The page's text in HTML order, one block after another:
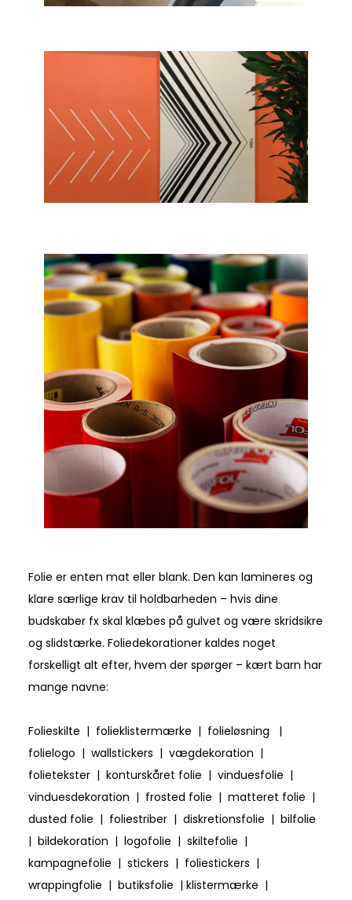
Folie er enten mat eller blank. Den kan lamineres og
klare særlige krav til holdbarheden – hvis dine
budskaber fx skal klæbes på gulvet og være skridsikre
og slidstærke. Foliedekorationer kaldes noget
forskelligt alt efter, hvem der spørger – kært barn har
mange navne:
Folieskilte | folieklistermærke | folieløsning |
folielogo | wallstickers | vægdekoration |
folietekster | konturskåret folie | vinduesfolie |
vinduesdekoration | frosted folie | matteret folie |
dusted folie | foliestriber | diskretionsfolie | bilfolie
| bildekoration | logofolie | skiltefolie |
kampagnefolie | stickers | foliestickers |
wrappingfolie | butiksfolie | klistermærke |